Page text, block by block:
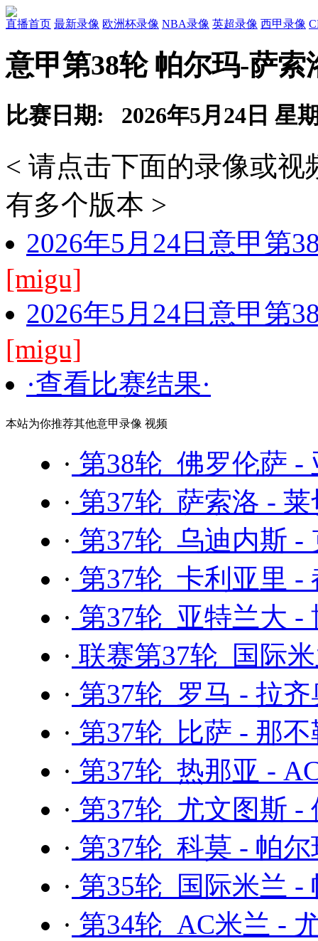
直播首页 最新录像 欧洲杯录像 NBA录像 英超录像 西甲录像
意甲第38轮 帕尔玛-萨
比赛日期: 2026年5月24日 星
< 请点击下面的录像或
有多个版本 >
2026年5月24日意甲第
[migu]
2026年5月24日意甲第
[migu]
·查看比赛结果·
本站为你推荐其他意甲录像 视频
· 第38轮 佛罗伦萨 -
· 第37轮 萨索洛 -
· 第37轮 乌迪内斯 -
· 第37轮 卡利亚里 -
· 第37轮 亚特兰大 -
· 联赛第37轮 国际
· 第37轮 罗马 - 拉
· 第37轮 比萨 - 那
· 第37轮 热那亚 -
· 第37轮 尤文图斯 -
· 第37轮 科莫 - 帕
· 第35轮 国际米兰 -
· 第34轮 AC米兰 -